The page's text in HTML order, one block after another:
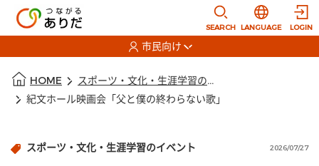
SEARCH
選択すると言
LANGUAGE LOGIN
市民向け
HOME
スポーツ・文化・生涯学習のイベント
紀文ホール映画会「父と僕の終わらない歌」
スポーツ・文化・生涯学習のイベント 2026/07/27